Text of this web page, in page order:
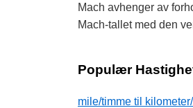
Mach avhenger av
Mach-tallet med den
Populær
mile/timme til